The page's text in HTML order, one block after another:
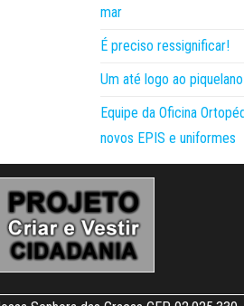
mar
É preciso ressignificar!
Um até logo ao
Equipe da Oficina
novos EPIS e uniformes